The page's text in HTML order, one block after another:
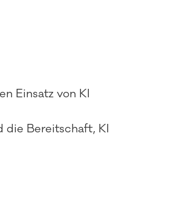
Einsatz von KI
die Bereitschaft, KI